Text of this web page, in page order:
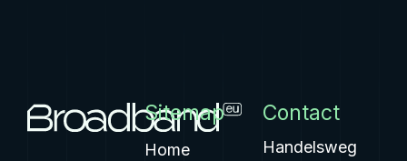
Sitemap
Home
Contact
Handelsweg